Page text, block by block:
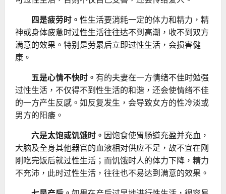
四是疲劳时。 性生活要消耗一定的体力和精力，精
神或身体疲惫时过性生活往往达不到高潮，收不到双方
满意的效果。特别是劳累后立即过性生活，会损害健
康。
五是心情不快时。 有的夫妻在一方情绪不佳时勉强
过性生活，不仅得不到性生活的和谐，还会使情绪不佳
的一方产生反感。如反复发生，会导致女方的性冷淡或
男方的阳痿。
六是太饱或饥饿时。 因饱食使胃肠道充盈并充血，
大脑及全身其他器官的血液相对供应不足，故不宜在刚
刚吃完饭后就过性生活；而饥饿时人的体力下降，精力
不充沛，此时过性生活，往往也不易达到满意的效果。